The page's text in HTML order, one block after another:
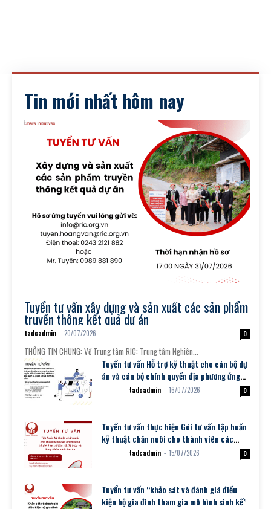
Tin mới nhất hôm nay
Tuyển tư vấn xây dựng và sản xuất các sản phẩm
truyền thông kết quả dự án
tadcadmin - 20/07/2026 0
THÔNG TIN CHUNG: Về Trung tâm RIC: Trung tâm Nghiên...
Tuyển tư vấn Hỗ trợ kỹ thuật cho cán bộ dự
án và cán bộ chính quyền địa phương ứng
dụng chuyển đổi...
tadcadmin - 16/07/2026 0
Tuyển tư vấn thực hiện Gói tư vấn tập huấn
kỹ thuật chăn nuôi cho thành viên các
nhóm sinh kế đợt 1
tadcadmin - 15/07/2026 0
Tuyển tư vấn “khảo sát và đánh giá điều
kiện hộ gia đình tham gia mô hình sinh kế”